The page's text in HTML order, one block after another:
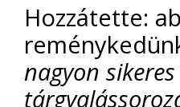
Hozzátette:
nagyon sikeres